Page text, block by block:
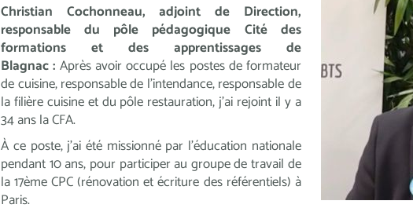
Christian Cochonneau, adjoint de Direction,
responsable du pôle pédagogique Cité des
formations et des apprentissages de
Blagnac: Après avoir occupé les postes de formateur
de cuisine, responsable de l’intendance, responsable de
la filière cuisine et du pôle restauration, j'ai rejoint il y a
34 ans la CFA.
À ce poste, j'ai été missionné par l’éducation nationale
pendant 10 ans, pour participer au groupe de travail de
la 17ème CPC (rénovation et écriture des référentiels) à
Paris.